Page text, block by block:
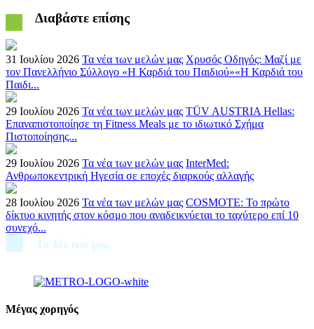
Διαβάστε επίσης
31 Ιουλίου 2026 Τα νέα των μελών μας Χρυσός Οδηγός: Μαζί με
τον Πανελλήνιο Σύλλογο «Η Καρδιά του Παιδιού»«Η Καρδιά του
Παιδι...
29 Ιουλίου 2026 Τα νέα των μελών μας TÜV AUSTRIA Hellas:
Επαναπιστοποίησε τη Fitness Meals με το ιδιωτικό Σχήμα
Πιστοποίησης...
29 Ιουλίου 2026 Τα νέα των μελών μας InterMed:
Ανθρωποκεντρική Ηγεσία σε εποχές διαρκούς αλλαγής
28 Ιουλίου 2026 Τα νέα των μελών μας COSMOTE: Το πρώτο
δίκτυο κινητής στον κόσμο που αναδεικνύεται το ταχύτερο επί 10
συνεχό...
Το δίκτυό μας
Μέγας χορηγός